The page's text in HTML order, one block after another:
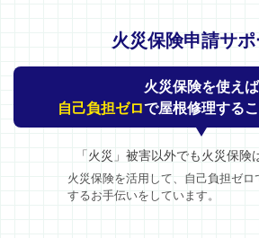
火災保険申請サポ
火災保険を使えば
自己負担ゼロで屋根修理する
「火災」被害以外でも火災保険
火災保険を活用して、自己負担ゼロ
するお手伝いをしています。